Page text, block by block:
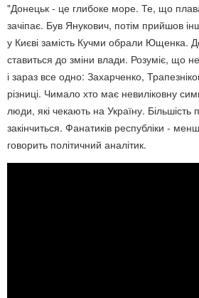
"Донецьк - це глибоке море. Те, що
зачіпає. Був Янукович, потім прийшов
у Києві замість Кучми обрали Ющенка.
ставиться до зміни влади. Розуміє, що
і зараз все одно: Захарченко,
різниці. Чимало хто має невиліковну
люди, які чекають на Україну.
закінчиться. Фанатиків республіки -
говорить політичний аналітик.